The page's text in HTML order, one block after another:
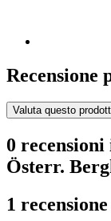
Recensione
Valuta questo
0
Österr.
1